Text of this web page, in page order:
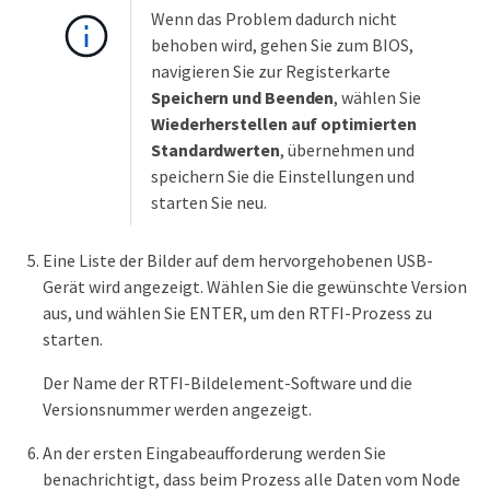
Wenn das Problem dadurch nicht
behoben wird, gehen Sie zum BIOS,
navigieren Sie zur Registerkarte
Speichern und Beenden, wählen Sie
Wiederherstellen auf optimierten
Standardwerten, übernehmen und
speichern Sie die Einstellungen und
starten Sie neu.
Eine Liste der Bilder auf dem hervorgehobenen USB-
Gerät wird angezeigt. Wählen Sie die gewünschte Version
aus, und wählen Sie ENTER, um den RTFI-Prozess zu
starten.
Der Name der RTFI-Bildelement-Software und die
Versionsnummer werden angezeigt.
An der ersten Eingabeaufforderung werden Sie
benachrichtigt, dass beim Prozess alle Daten vom Node